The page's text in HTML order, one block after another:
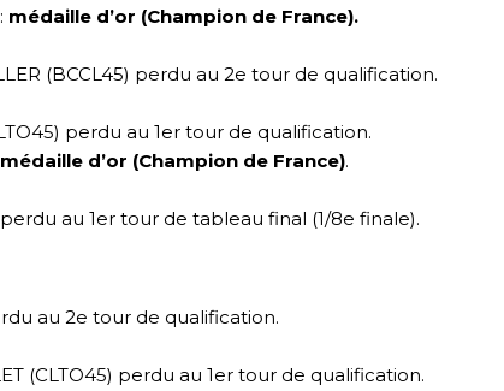
médaille d’or (Champion de France).
(BCCL45) perdu au 2e tour de qualification.
perdu au 1er tour de qualification.
médaille d’or (Champion de France).
au 1er tour de tableau final (1/8e finale).
au 2e tour de qualification.
(CLTO45) perdu au 1er tour de qualification.